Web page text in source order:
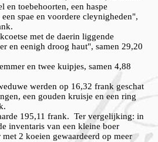
en toebehoorten, een haspe
spae en voordere cleynigheden",
met de daerin liggende
en eenigh droog haut", samen 29,20
en twee kuipjes, samen 4,88
werden op 16,32 frank geschat
een gouden kruisje en een ring
195,11 frank. Ter vergelijking: in
inventaris van een kleine boer
met 2 koeien gewaardeerd op meer